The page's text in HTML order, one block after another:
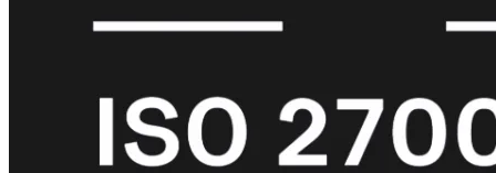
FortiCare
EssentialsFortiCare
Premium
FortiCare
Elite FortiCare